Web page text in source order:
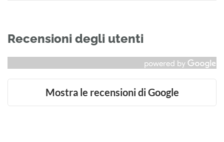
Recensioni degli utenti
Mostra le recensioni di Google